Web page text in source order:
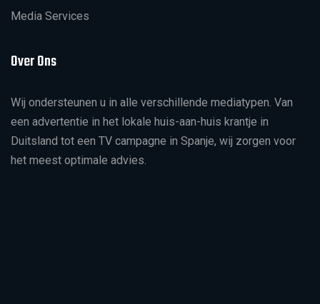
Media Services
Over Ons
Wij ondersteunen u in alle verschillende mediatypen. Van
een advertentie in het lokale huis-aan-huis krantje in
Duitsland tot een TV campagne in Spanje, wij zorgen voor
het meest optimale advies.